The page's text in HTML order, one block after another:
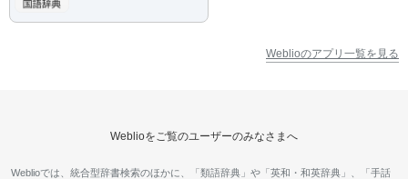
Weblioのアプリ一覧を見る
Weblioをご覧のユーザーのみなさまへ
Weblioでは、統合型辞書検索のほかに、「類語辞典」や「英和・和英辞典」、「手話